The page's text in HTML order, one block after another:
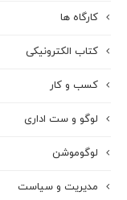
کارگاه ها
کتاب الکترونیکی
کسب و کار
لوگو و ست اداری
لوگوموشن
مدیریت و سیاست